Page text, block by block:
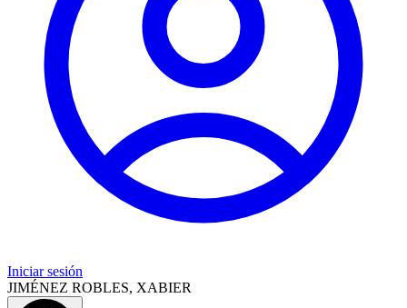
Iniciar sesión
JIMÉNEZ ROBLES, XABIER